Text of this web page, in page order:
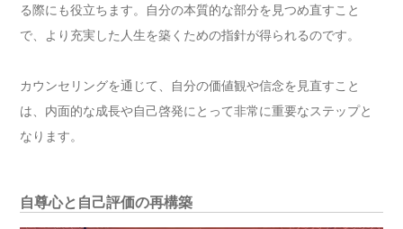
る際にも役立ちます。自分の本質的な部分を見つめ直すこと
で、より充実した人生を築くための指針が得られるのです。
カウンセリングを通じて、自分の価値観や信念を見直すこと
は、内面的な成長や自己啓発にとって非常に重要なステップと
なります。
自尊心と自己評価の再構築